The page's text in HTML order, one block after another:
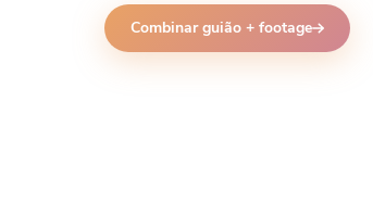
Combinar guião + footage